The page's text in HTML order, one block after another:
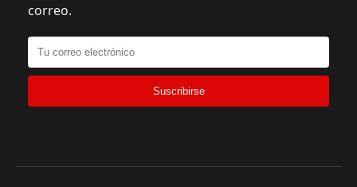
correo.
Suscribirse